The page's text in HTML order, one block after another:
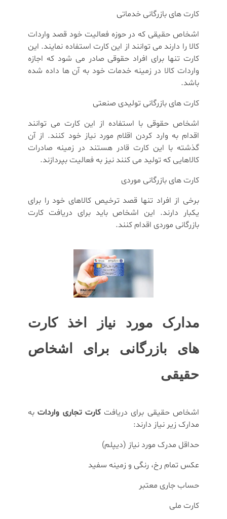
کارت های بازرگانی خدماتی
اشخاص حقیقی که در حوزه فعالیت خود قصد واردات
کالا را دارند می توانند از این کارت استفاده نمایند. این
کارت تنها برای افراد حقوقی صادر می شود که اجازه
واردات کالا در زمینه خدمات خود به آن ها داده شده
باشد.
کارت های بازرگانی تولیدی صنعتی
اشخاص حقوقی با استفاده از این کارت می توانند
اقدام به وارد کردن اقلام مورد نیاز خود کنند. از آن
گذشته با این کارت قادر هستند در زمینه صادرات
کالاهایی که تولید می کنند نیز به فعالیت بپردازند.
کارت های بازرگانی موردی
برخی از افراد تنها قصد ترخیص کالاهای خود را برای
یکبار دارند. این اشخاص باید برای دریافت کارت
بازرگانی موردی اقدام کنند.
مدارک مورد نیاز اخذ کارت
های بازرگانی برای اشخاص
حقیقی
اشخاص حقیقی برای دریافتکارت تجاری وارداتبه
مدارک زیر نیاز دارند:
حداقل مدرک مورد نیاز (دیپلم)
عکس تمام رخ، رنگی و زمینه سفید
حساب جاری معتبر
کارت ملی